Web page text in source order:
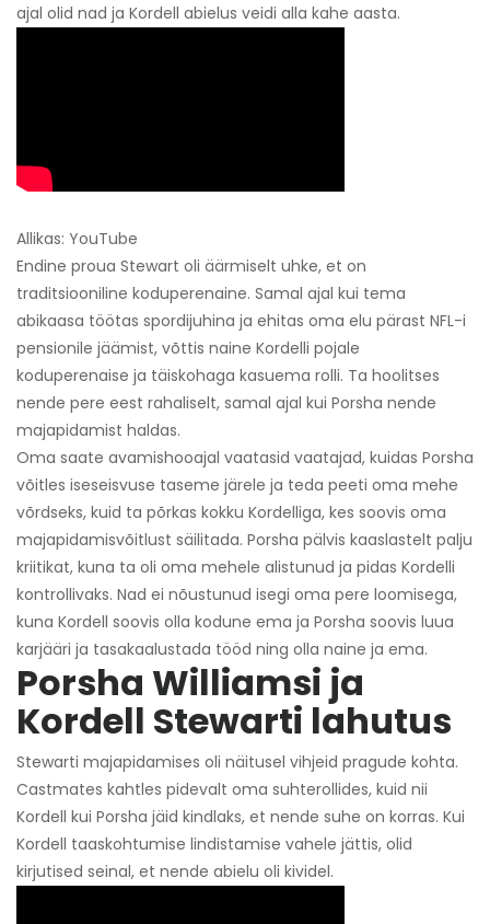
ajal olid nad ja Kordell abielus veidi alla kahe aasta.
Allikas: YouTube
Endine proua Stewart oli äärmiselt uhke, et on
traditsiooniline koduperenaine. Samal ajal kui tema
abikaasa töötas spordijuhina ja ehitas oma elu pärast NFL-i
pensionile jäämist, võttis naine Kordelli pojale
koduperenaise ja täiskohaga kasuema rolli. Ta hoolitses
nende pere eest rahaliselt, samal ajal kui Porsha nende
majapidamist haldas.
Oma saate avamishooajal vaatasid vaatajad, kuidas Porsha
võitles iseseisvuse taseme järele ja teda peeti oma mehe
võrdseks, kuid ta põrkas kokku Kordelliga, kes soovis oma
majapidamisvõitlust säilitada. Porsha pälvis kaaslastelt palju
kriitikat, kuna ta oli oma mehele alistunud ja pidas Kordelli
kontrollivaks. Nad ei nõustunud isegi oma pere loomisega,
kuna Kordell soovis olla kodune ema ja Porsha soovis luua
karjääri ja tasakaalustada tööd ning olla naine ja ema.
Porsha Williamsi ja
Kordell Stewarti lahutus
Stewarti majapidamises oli näitusel vihjeid pragude kohta.
Castmates kahtles pidevalt oma suhterollides, kuid nii
Kordell kui Porsha jäid kindlaks, et nende suhe on korras. Kui
Kordell taaskohtumise lindistamise vahele jättis, olid
kirjutised seinal, et nende abielu oli kividel.